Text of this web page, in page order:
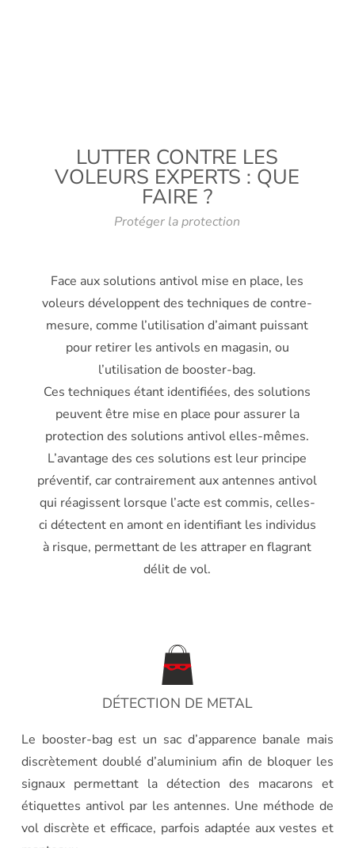
LUTTER CONTRE LES
VOLEURS EXPERTS : QUE
FAIRE ?
Protéger la protection
Face aux solutions antivol mise en place, les
voleurs développent des techniques de contre-
mesure, comme l’utilisation d’aimant puissant
pour retirer les antivols en magasin, ou
l’utilisation de booster-bag.
Ces techniques étant identifiées, des solutions
peuvent être mise en place pour assurer la
protection des solutions antivol elles-mêmes.
L’avantage des ces solutions est leur principe
préventif, car contrairement aux antennes antivol
qui réagissent lorsque l’acte est commis, celles-
ci détectent en amont en identifiant les individus
à risque, permettant de les attraper en flagrant
délit de vol.
DÉTECTION DE METAL
Le booster-bag est un sac d’apparence banale mais
discrètement doublé d’aluminium afin de bloquer les
signaux permettant la détection des macarons et
étiquettes antivol par les antennes. Une méthode de
vol discrète et efficace, parfois adaptée aux vestes et